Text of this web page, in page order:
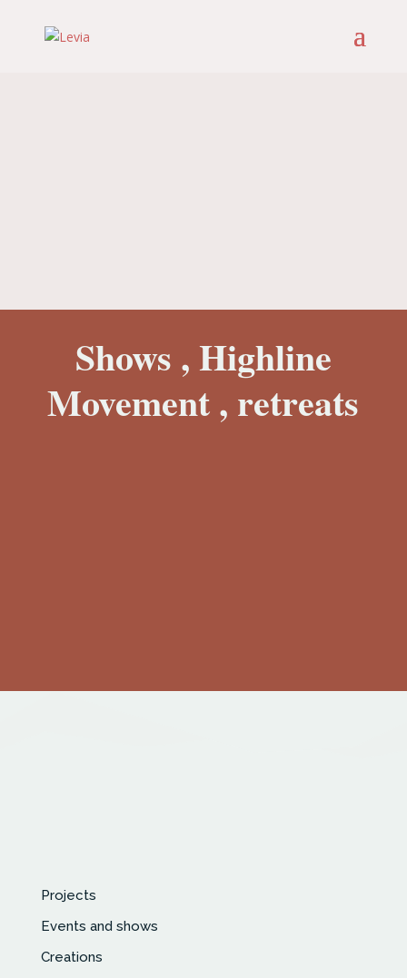
Shows , Highline
Movement , retreats
Projects
Events and shows
Creations